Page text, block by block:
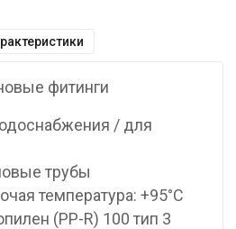
фитинги
/ для
трубы
температура: +95°С
(PP-R) 100 тип 3